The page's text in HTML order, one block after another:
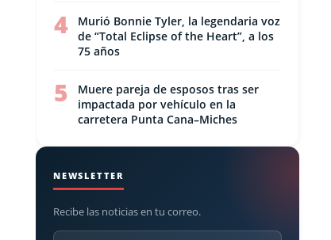
4
Murió Bonnie Tyler, la legendaria voz
de “Total Eclipse of the Heart”, a los
75 años
5
Muere pareja de esposos tras ser
impactada por vehículo en la
carretera Punta Cana–Miches
NEWSLETTER
Recibe las noticias en tu correo.